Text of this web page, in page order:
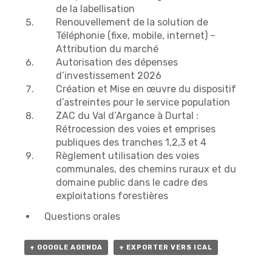
de la labellisation
Renouvellement de la solution de
Téléphonie (fixe, mobile, internet) –
Attribution du marché
Autorisation des dépenses
d’investissement 2026
Création et Mise en œuvre du dispositif
d’astreintes pour le service population
ZAC du Val d’Argance à Durtal :
Rétrocession des voies et emprises
publiques des tranches 1,2,3 et 4
Règlement utilisation des voies
communales, des chemins ruraux et du
domaine public dans le cadre des
exploitations forestières
Questions orales
+ GOOGLE AGENDA + EXPORTER VERS ICAL